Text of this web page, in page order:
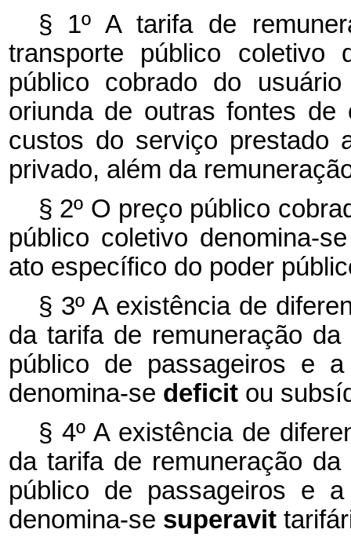
§ 1º A tarifa de
transporte público coletivo
público cobrado do
oriunda de outras fontes
custos do serviço prestado
privado, além da
§ 2º O preço público
público coletivo denomina-
ato específico do poder
§ 3º A existência de
da tarifa de remuneração
público de passageiros e
denomina-se deficit ou
§ 4º A existência de
da tarifa de remuneração
público de passageiros e
denomina-se superavit